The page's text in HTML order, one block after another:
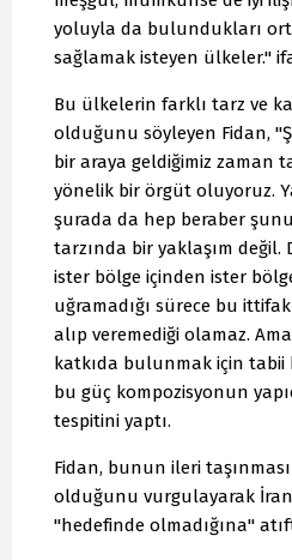
yoluyla da bulundukları
sağlamak isteyen ülkeler."
Bu ülkelerin farklı tarz ve
olduğunu söyleyen Fidan,
bir araya geldiğimiz zaman
yönelik bir örgüt oluyoruz.
şurada da hep beraber
tarzında bir yaklaşım değil.
ister bölge içinden ister
uğramadığı sürece bu
alıp veremediği olamaz.
katkıda bulunmak için
bu güç kompozisyonun
tespitini yaptı.
Fidan, bunun ileri
olduğunu vurgulayarak
"hedefinde olmadığına"